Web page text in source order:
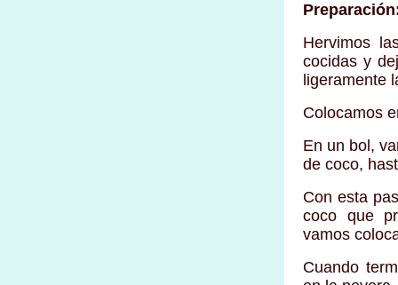
Hervimos
cocidas y
ligeramente
Colocamos
En un bol,
de coco,
Con esta
coco que
vamos
Cuando